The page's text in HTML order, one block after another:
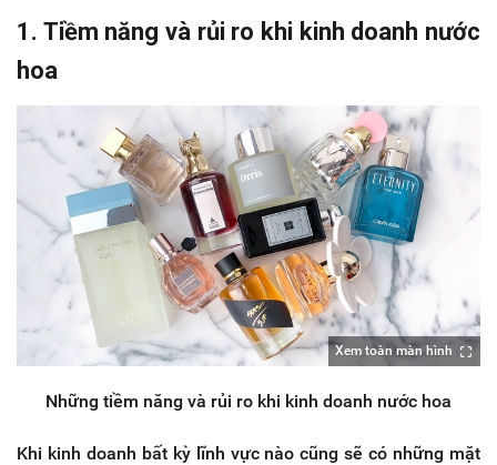
1. Tiềm năng và rủi ro khi kinh doanh nước
hoa
Xem toàn màn hình
Những tiềm năng và rủi ro khi kinh doanh nước hoa
Khi kinh doanh bất kỳ lĩnh vực nào cũng sẽ có những mặt